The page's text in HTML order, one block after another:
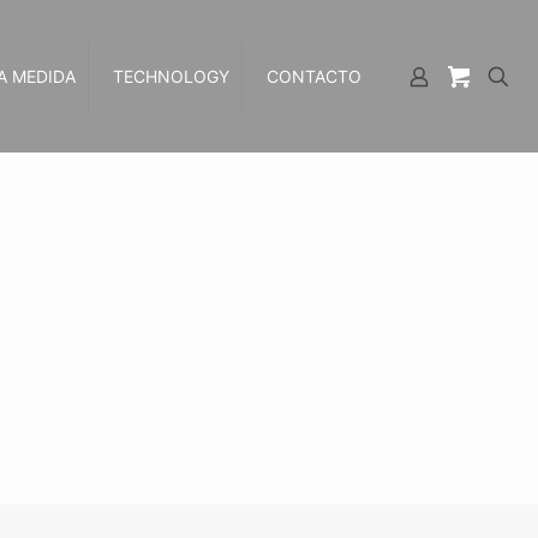
MEDIDA TECHNOLOGY CONTACTO